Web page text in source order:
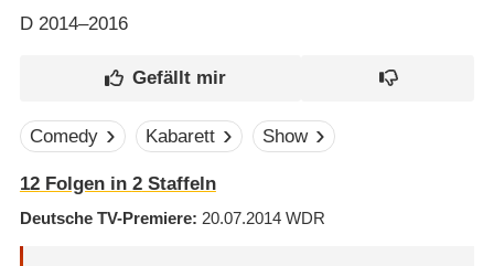
D2014–2016
Comedy Kabarett Show
12Folgen in 2Staffeln
Deutsche TV-Premiere 20.07.2014 WDR